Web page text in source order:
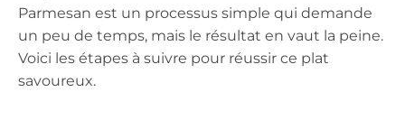
Parmesan est un processus simple qui demande
un peu de temps, mais le résultat en vaut la peine.
Voici les étapes à suivre pour réussir ce plat
savoureux.